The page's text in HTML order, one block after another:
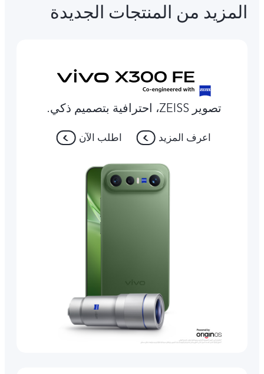
المزيد من المنتجات الجديدة
تصوير ZEISS، احترافية بتصميم ذكي.
اعرف المزيد اطلب الآن